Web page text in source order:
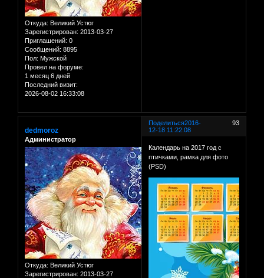
Откуда: Великий Устюг
Зарегистрирован: 2013-03-27
Приглашений: 0
Сообщений: 8895
Пол: Мужской
Провел на форуме:
1 месяц 6 дней
Последний визит:
2026-08-02 16:33:08
Поделиться 93
2016-
12-18 11:22:08
dedmoroz
Администратор
Откуда: Великий Устюг
Зарегистрирован: 2013-03-27
Календарь на 2017 год с
птичками, рамка для фото
(PSD)